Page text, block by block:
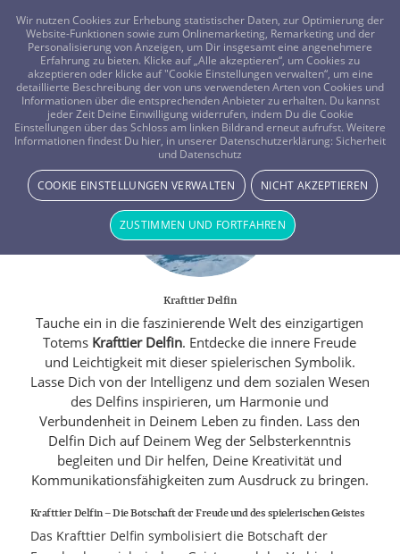
FRAGEN? KOSTENLOS ANRUFEN: 0800-8478266
Krafttier Delfin
Tauche ein in die faszinierende Welt des einzigartigen
Totems Krafttier Delfin. Entdecke die innere Freude
und Leichtigkeit mit dieser spielerischen Symbolik.
Lasse Dich von der Intelligenz und dem sozialen Wesen
des Delfins inspirieren, um Harmonie und
Verbundenheit in Deinem Leben zu finden. Lass den
Delfin Dich auf Deinem Weg der Selbsterkenntnis
begleiten und Dir helfen, Deine Kreativität und
Kommunikationsfähigkeiten zum Ausdruck zu bringen.
Krafttier Delfin – Die Botschaft der Freude und des spielerischen Geistes
Das Krafttier Delfin symbolisiert die Botschaft der
Wir nutzen Cookies zur Erhebung statistischer Daten, zur Optimierung der
Website-Funktionen sowie zum Onlinemarketing, Remarketing und der
Personalisierung von Anzeigen, um Dir insgesamt eine angenehmere
Erfahrung zu bieten. Klicke auf „Alle akzeptieren“, um Cookies zu
akzeptieren oder klicke auf "Cookie Einstellungen verwalten“, um eine
detaillierte Beschreibung der von uns verwendeten Arten von Cookies und
Informationen über die entsprechenden Anbieter zu erhalten. Du kannst
jeder Zeit Deine Einwilligung widerrufen, indem Du die Cookie
Einstellungen über das Schloss am linken Bildrand erneut aufrufst. Weitere
Informationen findest Du hier, in unserer Datenschutzerklärung: Sicherheit
und Datenschutz
COOKIE EINSTELLUNGEN VERWALTEN NICHT AKZEPTIEREN
ZUSTIMMEN UND FORTFAHREN